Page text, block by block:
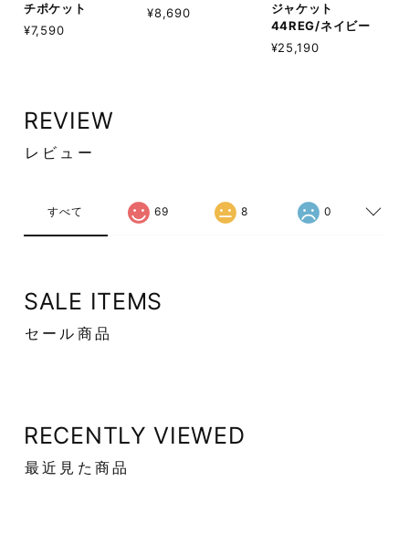
チポケット
¥7,590
¥8,690
ジャケット
44REG/ネイビー
¥25,190
REVIEW
レビュー
すべて 69 8 0
SALE ITEMS
セール商品
RECENTLY VIEWED
最近見た商品